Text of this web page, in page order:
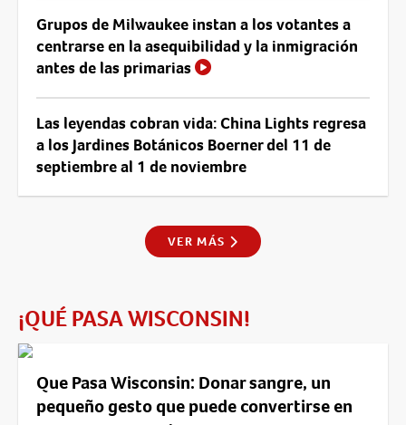
Grupos de Milwaukee instan a los votantes a
centrarse en la asequibilidad y la inmigración
antes de las primarias
Las leyendas cobran vida: China Lights regresa
a los Jardines Botánicos Boerner del 11 de
septiembre al 1 de noviembre
VER MÁS
¡QUÉ PASA WISCONSIN!
Que Pasa Wisconsin: Donar sangre, un
pequeño gesto que puede convertirse en